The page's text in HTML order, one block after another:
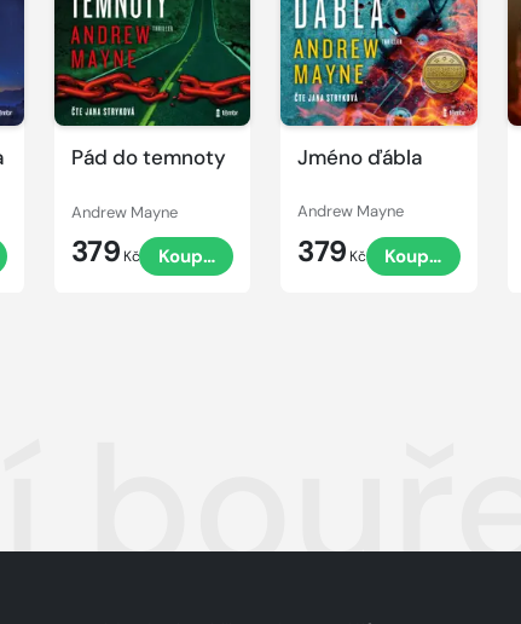
Pád do temnoty
Andrew Mayne
379 Kč Koupit
Jméno ďábla
Andrew Mayne
379 Kč Koupit